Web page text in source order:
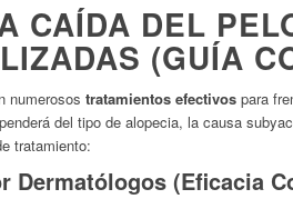
CAÍDA DEL
(GUÍA
numerosos tratamientos efectivos para
del tipo de alopecia, la causa
tratamiento:
Dermatólogos (Eficacia